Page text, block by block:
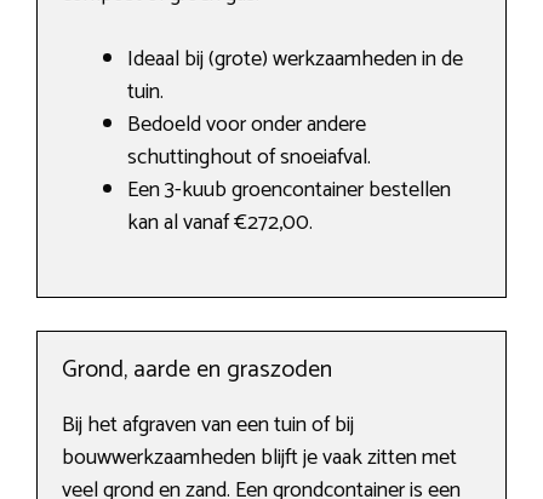
Ideaal bij (grote) werkzaamheden in de
tuin.
Bedoeld voor onder andere
schuttinghout of snoeiafval.
Een 3-kuub groencontainer bestellen
kan al vanaf €272,00.
Grond, aarde en graszoden
Bij het afgraven van een tuin of bij
bouwwerkzaamheden blijft je vaak zitten met
veel grond en zand. Een grondcontainer is een